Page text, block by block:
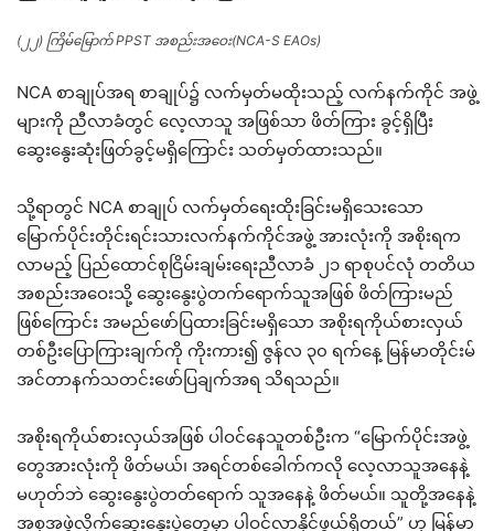
(၂၂) ကြိမ်မြောက် PPST အစည်းအဝေး(NCA-S EAOs)
NCA စာချုပ်အရ စာချုပ်၌ လက်မှတ်မထိုးသည့် လက်နက်ကိုင် အဖွဲ့
များကို ညီလာခံတွင် လေ့လာသူ အဖြစ်သာ ဖိတ်ကြား ခွင့်ရှိပြီး
ဆွေးနွေးဆုံးဖြတ်ခွင့်မရှိကြောင်း သတ်မှတ်ထားသည်။
သို့ရာတွင် NCA စာချုပ် လက်မှတ်ရေးထိုးခြင်းမရှိသေးသော
မြောက်ပိုင်းတိုင်းရင်းသားလက်နက်ကိုင်အဖွဲ့ အားလုံးကို အစိုးရက
လာမည့် ပြည်ထောင်စုငြိမ်းချမ်းရေးညီလာခံ ၂၁ ရာစုပင်လုံ တတိယ
အစည်းအဝေးသို့ ဆွေးနွေးပွဲတက်ရောက်သူအဖြစ် ဖိတ်ကြားမည်
ဖြစ်ကြောင်း အမည်ဖော်ပြထားခြင်းမရှိသော အစိုးရကိုယ်စားလှယ်
တစ်ဦးပြောကြားချက်ကို ကိုးကား၍ ဇွန်လ ၃၀ ရက်နေ့ မြန်မာတိုင်းမ်
အင်တာနက်သတင်းဖော်ပြချက်အရ သိရသည်။
အစိုးရကိုယ်စားလှယ်အဖြစ် ပါဝင်နေသူတစ်ဦးက “မြောက်ပိုင်းအဖွဲ့
တွေအားလုံးကို ဖိတ်မယ်၊ အရင်တစ်ခေါက်ကလို လေ့လာသူအနေနဲ့
မဟုတ်ဘဲ ဆွေးနွေးပွဲတတ်ရောက် သူအနေနဲ့ ဖိတ်မယ်။ သူတို့အနေနဲ့
အစုအဖွဲ့လိုက်ဆွေးနွေးပွဲတွေမှာ ပါဝင်လာနိုင်ဖွယ်ရှိတယ်” ဟု မြန်မာ